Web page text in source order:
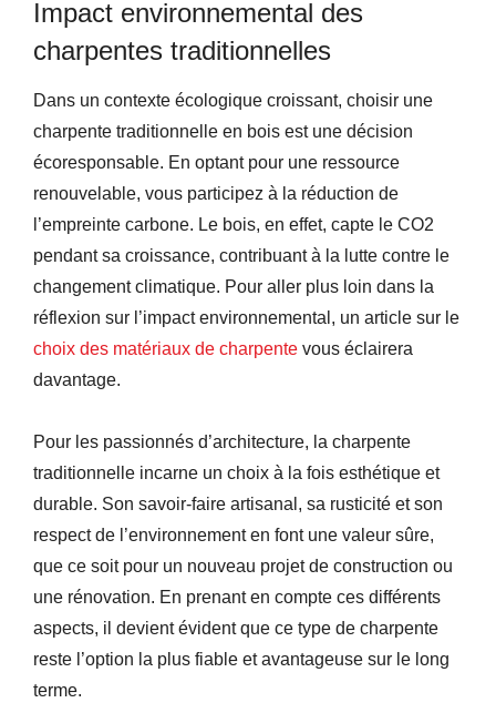
Impact environnemental des
charpentes traditionnelles
Dans un contexte écologique croissant, choisir une
charpente traditionnelle en bois est une décision
écoresponsable. En optant pour une ressource
renouvelable, vous participez à la réduction de
l’empreinte carbone. Le bois, en effet, capte le CO2
pendant sa croissance, contribuant à la lutte contre le
changement climatique. Pour aller plus loin dans la
réflexion sur l’impact environnemental, un article sur le
choix des matériaux de charpente vous éclairera
davantage.
Pour les passionnés d’architecture, la charpente
traditionnelle incarne un choix à la fois esthétique et
durable. Son savoir-faire artisanal, sa rusticité et son
respect de l’environnement en font une valeur sûre,
que ce soit pour un nouveau projet de construction ou
une rénovation. En prenant en compte ces différents
aspects, il devient évident que ce type de charpente
reste l’option la plus fiable et avantageuse sur le long
terme.